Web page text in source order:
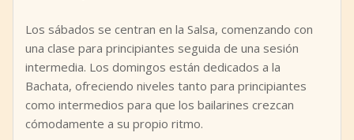
Los sábados se centran en la Salsa, comenzando con
una clase para principiantes seguida de una sesión
intermedia. Los domingos están dedicados a la
Bachata, ofreciendo niveles tanto para principiantes
como intermedios para que los bailarines crezcan
cómodamente a su propio ritmo.